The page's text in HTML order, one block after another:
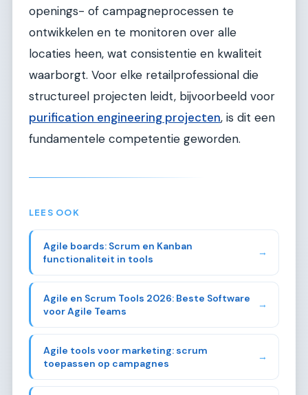
openings- of campagneprocessen te
ontwikkelen en te monitoren over alle
locaties heen, wat consistentie en kwaliteit
waarborgt. Voor elke retailprofessional die
structureel projecten leidt, bijvoorbeeld voor
purification engineering projecten, is dit een
fundamentele competentie geworden.
LEES OOK
Agile boards: Scrum en Kanban
functionaliteit in tools
→
Agile en Scrum Tools 2026: Beste Software
voor Agile Teams
→
Agile tools voor marketing: scrum
toepassen op campagnes
→